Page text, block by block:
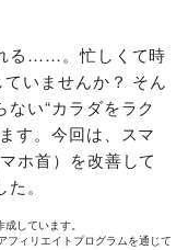
る……。忙しくて時
いませんか？ そん
い“カラダをラク
す。今回は、スマ
ホ首）を改善して
。
しています。
フィリエイトプログラムを通じて